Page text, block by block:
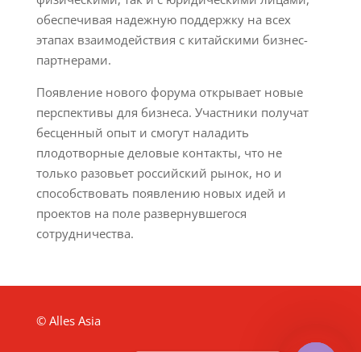
обеспечивая надежную поддержку на всех
этапах взаимодействия с китайскими бизнес-
партнерами.
Появление нового форума открывает новые
перспективы для бизнеса. Участники получат
бесценный опыт и смогут наладить
плодотворные деловые контакты, что не
только разовьет российский рынок, но и
способствовать появлению новых идей и
проектов на поле развернувшегося
сотрудничества.
© Alles Asia